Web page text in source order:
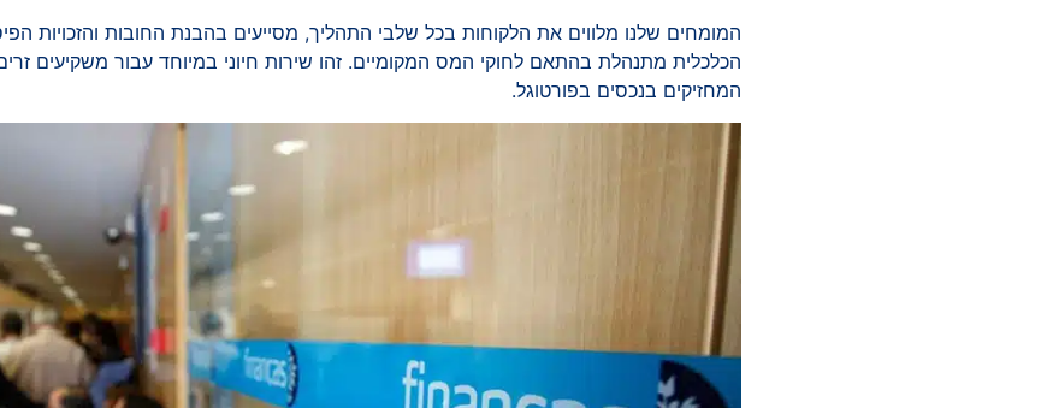
המומחים שלנו מלווים את הלקוחות בכל שלבי התהליך, מסייעים בהבנת החובות והזכויות
הכלכלית מתנהלת בהתאם לחוקי המס המקומיים. זהו שירות חיוני במיוחד עבור משקיעים
המחזיקים בנכסים בפורטוגל.